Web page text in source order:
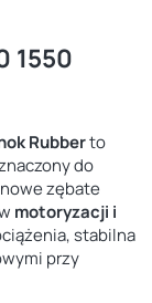
1550
Rubberto
do
zębate
motoryzacji i
stabilna
przy